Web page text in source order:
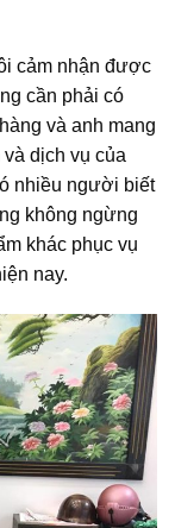
cảm nhận được
cần phải có
và anh mang
dịch vụ của
nhiều người biết
không ngừng
khác phục vụ
nay.